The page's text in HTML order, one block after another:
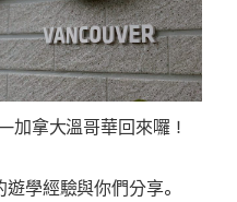
加拿大溫哥華回來囉！
學經驗與你們分享。